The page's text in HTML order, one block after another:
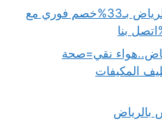
نجار بالرياض|نجار خشب الرياض بـ33%خصم فوري مع
نقي=صحة
المكيفات
بالرياض